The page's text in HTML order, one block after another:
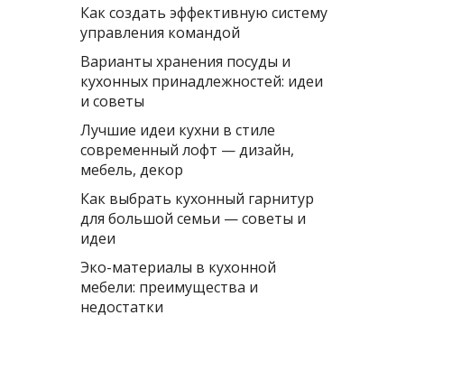
Как создать эффективную систему
управления командой
Варианты хранения посуды и
кухонных принадлежностей: идеи
и советы
Лучшие идеи кухни в стиле
современный лофт — дизайн,
мебель, декор
Как выбрать кухонный гарнитур
для большой семьи — советы и
идеи
Эко-материалы в кухонной
мебели: преимущества и
недостатки